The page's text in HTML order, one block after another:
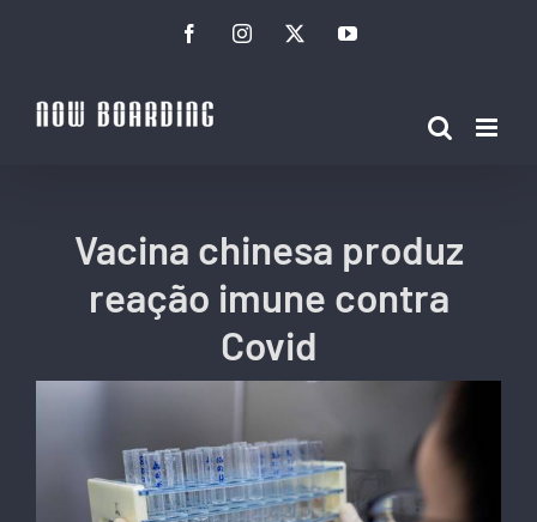
conteúdo
FacebookInstagramTwitterYouTube
Vacina chinesa produz
reação imune contra
Covid